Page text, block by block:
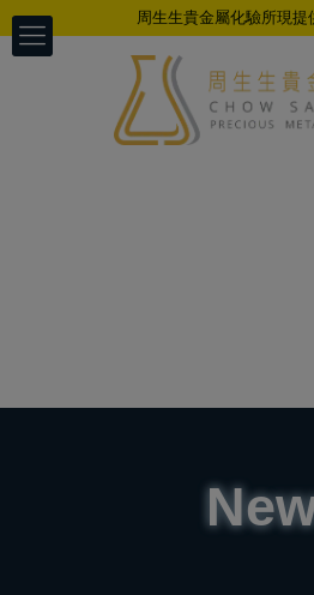
周生生貴金屬化驗所現提